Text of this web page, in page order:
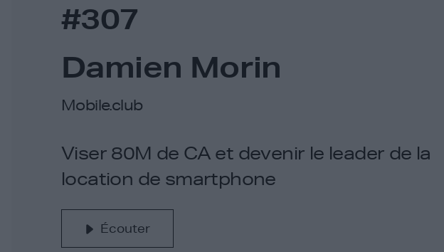
#307
Damien Morin
Mobile.club
Viser 80M de CA et devenir le leader de la
location de smartphone
Écouter